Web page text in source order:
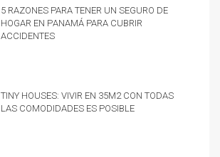
5 razones para tener un Seguro de
hogar en Panamá para cubrir
accidentes
Tiny Houses: vivir en 35m2 con todas
las comodidades es posible